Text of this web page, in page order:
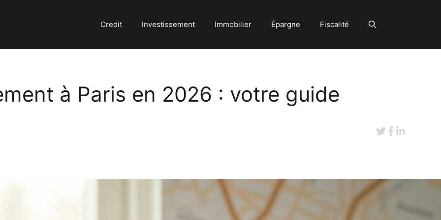
Credit Investissement Immobilier Épargne Fiscalité
à Paris en 2026 : votre guide